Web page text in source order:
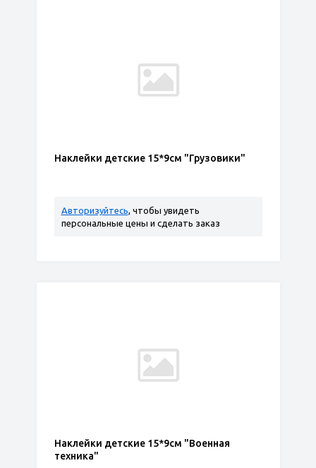
Наклейки детские 15*9см "Грузовики"
Авторизуйтесь, чтобы увидеть
персональные цены и сделать заказ
Наклейки детские 15*9см "Военная
техника"